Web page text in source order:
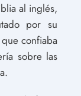
al inglés,
por su
confiaba
sobre las